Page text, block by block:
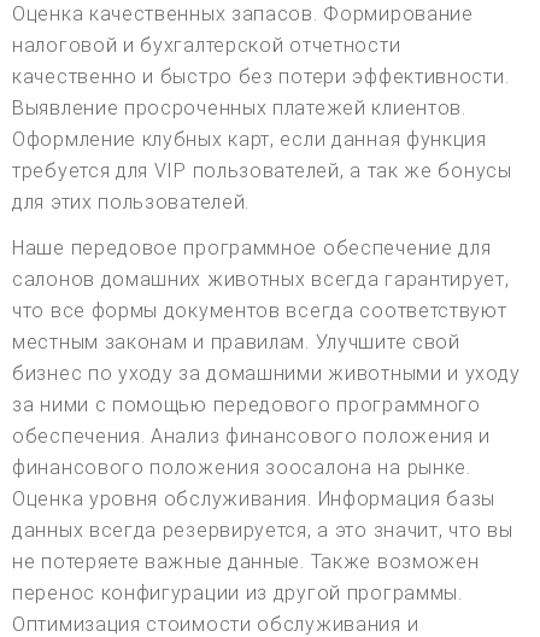
Оценка качественных запасов. Формирование
налоговой и бухгалтерской отчетности
качественно и быстро без потери эффективности.
Выявление просроченных платежей клиентов.
Оформление клубных карт, если данная функция
требуется для VIP пользователей, а так же бонусы
для этих пользователей.
Наше передовое программное обеспечение для
салонов домашних животных всегда гарантирует,
что все формы документов всегда соответствуют
местным законам и правилам. Улучшите свой
бизнес по уходу за домашними животными и уходу
за ними с помощью передового программного
обеспечения. Анализ финансового положения и
финансового положения зоосалона на рынке.
Оценка уровня обслуживания. Информация базы
данных всегда резервируется, а это значит, что вы
не потеряете важные данные. Также возможен
перенос конфигурации из другой программы.
Оптимизация стоимости обслуживания и